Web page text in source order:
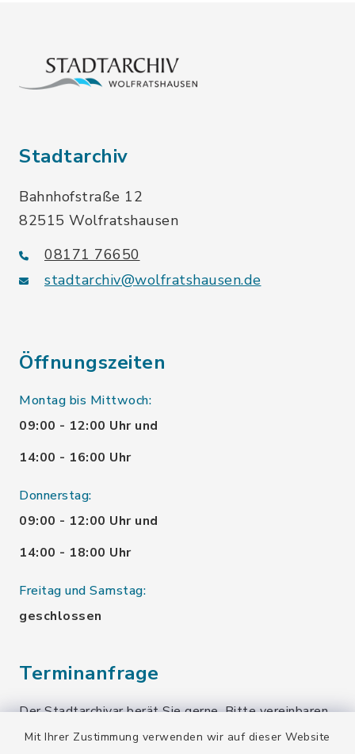
Mit Ihrer Zustimmung verwenden wir auf dieser Website
Stadtarchiv
Bahnhofstraße 12
82515 Wolfratshausen
08171 76650
stadtarchiv@wolfratshausen.de
Öffnungszeiten
Montag bis Mittwoch:
09:00 - 12:00 Uhr und
14:00 - 16:00 Uhr
Donnerstag:
09:00 - 12:00 Uhr und
14:00 - 18:00 Uhr
Freitag und Samstag:
geschlossen
Terminanfrage
Der Stadtarchivar berät Sie gerne. Bitte vereinbaren
Sie einen Termin!